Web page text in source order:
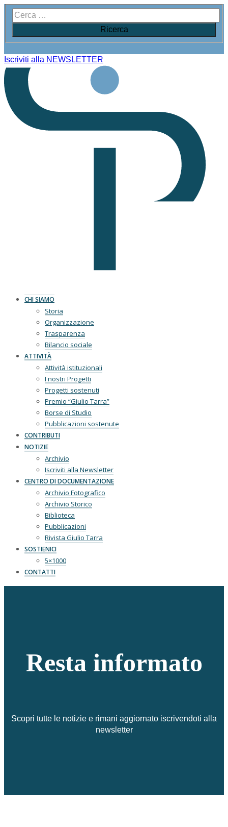
Iscriviti alla NEWSLETTER
CHI SIAMO
Storia
Organizzazione
Trasparenza
Bilancio sociale
ATTIVITÀ
Attività istituzionali
I nostri Progetti
Progetti sostenuti
Premio “Giulio Tarra”
Borse di Studio
Pubblicazioni sostenute
CONTRIBUTI
NOTIZIE
Archivio
Iscriviti alla Newsletter
CENTRO DI DOCUMENTAZIONE
Archivio Fotografico
Archivio Storico
Biblioteca
Pubblicazioni
Rivista Giulio Tarra
SOSTIENICI
5×1000
CONTATTI
Resta informato
Scopri tutte le notizie e rimani aggiornato iscrivendoti alla
newsletter